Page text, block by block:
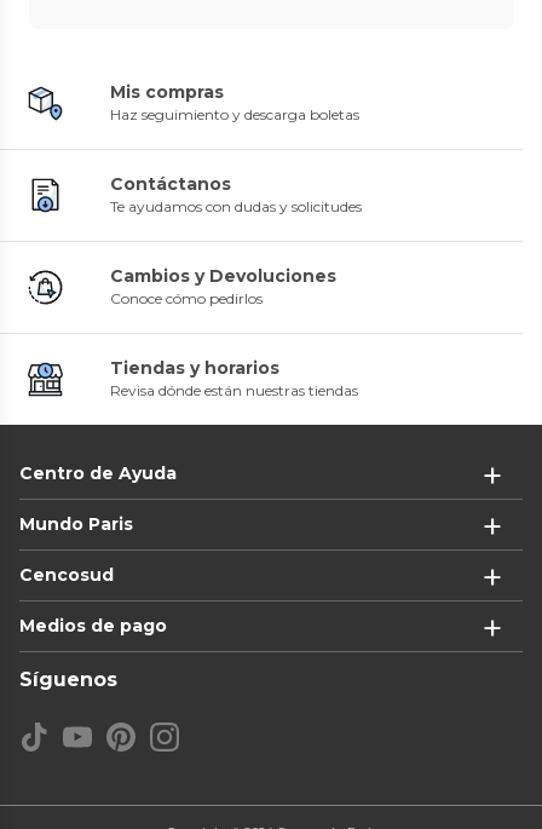
Mis compras
Haz seguimiento y descarga boletas
Contáctanos
Te ayudamos con dudas y solicitudes
Cambios y Devoluciones
Conoce cómo pedirlos
Tiendas y horarios
Revisa dónde están nuestras tiendas
Centro de Ayuda
Mundo Paris
Cencosud
Medios de pago
Síguenos